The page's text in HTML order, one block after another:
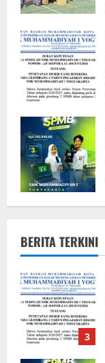
BERITA TERKINI
5
1
2
3